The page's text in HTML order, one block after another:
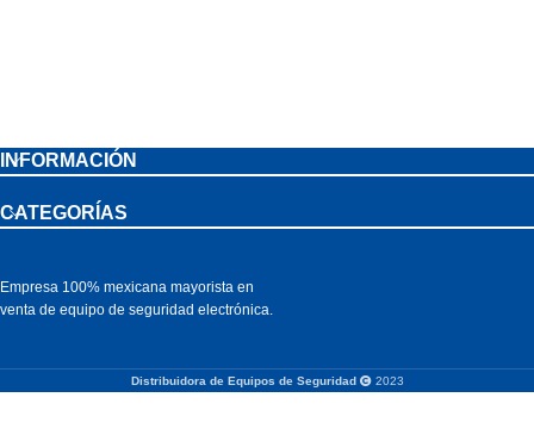
INFORMACIÓN
CATEGORÍAS
Empresa 100% mexicana mayorista en
venta de equipo de seguridad electrónica.
Distribuidora de Equipos de Seguridad 2023